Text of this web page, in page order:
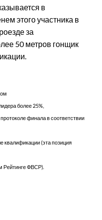
в
этого участника в
за
50 метров гонщик
более 25%,
финала в соответствии
квалификации (эта позиция
Рейтинге ФВСР).